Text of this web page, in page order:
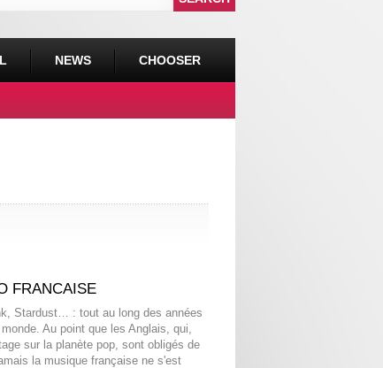
NEWS CHOOSER
FRANCAISE
Stardust… : tout au long des années
Au point que les Anglais, qui,
sur la planète pop, sont obligés de
la musique française ne s'est